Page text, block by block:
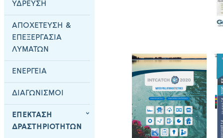
ΥΔΡΕΥΣΗ
ΑΠΟΧΕΤΕΥΣΗ &
ΕΠΕΞΕΡΓΑΣΙΑ
ΛΥΜΑΤΩΝ
ΕΝΕΡΓΕΙΑ
ΔΙΑΓΩΝΙΣΜΟΙ
ΕΠΕΚΤΑΣΗ
ΔΡΑΣΤΗΡΙΟΤΗΤΩΝ